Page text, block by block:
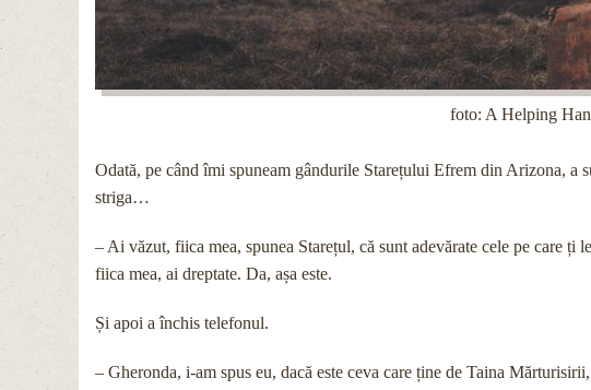
foto: A Helping
Odată, pe când îmi spuneam gândurile Starețului Efrem din Arizona,
striga…
– Ai văzut, fiica mea, spunea Starețul, că sunt adevărate cele pe care ți
fiica mea, ai dreptate. Da, așa este.
Și apoi a închis telefonul.
– Gheronda, i-am spus eu, dacă este ceva care ține de Taina